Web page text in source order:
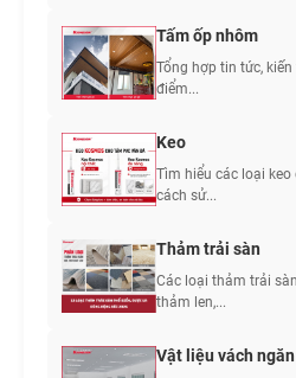
Tấm ốp nhôm
Tổng hợp tin tức,
điểm...
Keo
Tìm hiểu các loại
cách sử...
Thảm trải sàn
Các loại thảm trải
thảm len,...
Vật liệu vách